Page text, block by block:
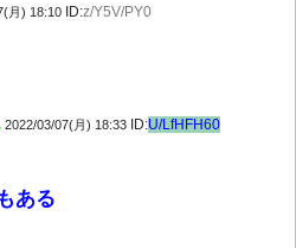
月) 18:10 ID:z/Y5V/PY0
2022/03/07(月) 18:33 ID:U/LfHFH60
ある